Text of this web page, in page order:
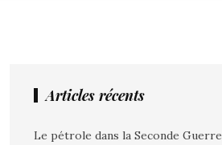
Articles récents
Le pétrole dans la Seconde Guerre